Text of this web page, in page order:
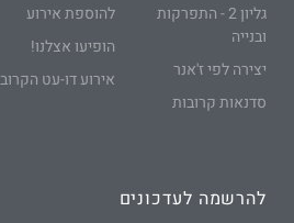
גליון 2 - התפרקות
ובנייה
יצירה לפי ז'אנר
סדנאות קרובות
להוספת אירוע
הופיעו אצלנו!
אירוע דו-עט הקרוב
להרשמה לעדכונים